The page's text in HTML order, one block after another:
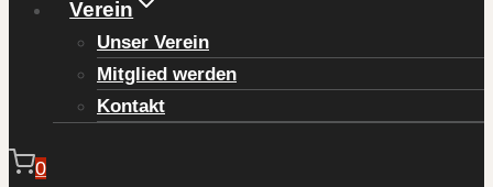
Verein
Unser Verein
Mitglied werden
Kontakt
0